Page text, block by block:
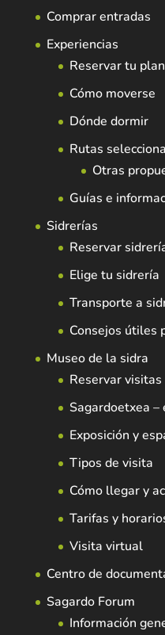
Comprar entradas
Experiencias
Reservar tu plan
Cómo moverse
Dónde dormir
Rutas
Otras
Guías e
Sidrerías
Reservar
Elige tu sidrería
Transporte a
Consejos útiles
Museo de la sidra
Reservar visitas
Sagardoetxea –
Exposición y
Tipos de visita
Cómo llegar y
Tarifas y
Visita virtual
Centro de
Sagardo Forum
Información